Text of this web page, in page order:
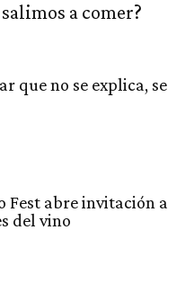
a comer?
que no se explica, se
Fest abre invitación a
del vino